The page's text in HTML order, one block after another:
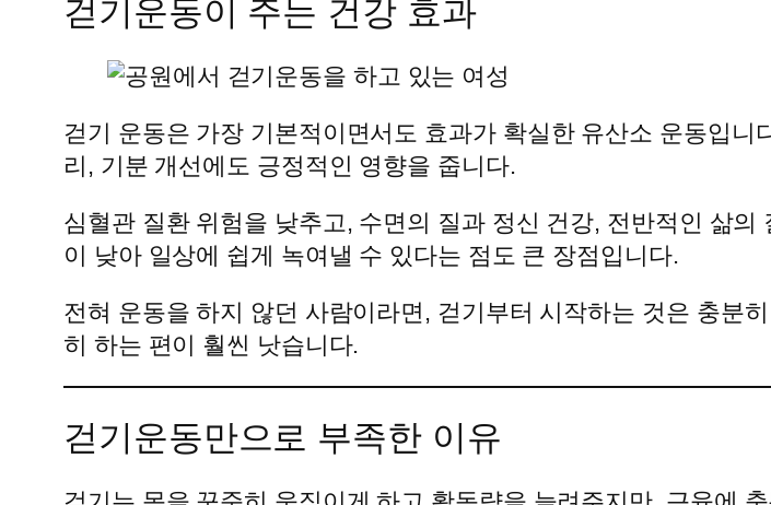
걷기운동이 주는 건강 효과
걷기 운동은 가장 기본적이면서도 효과가 확실한 유산소 운동입
리, 기분 개선에도 긍정적인 영향을 줍니다.
심혈관 질환 위험을 낮추고, 수면의 질과 정신 건강, 전반적인 삶
이 낮아 일상에 쉽게 녹여낼 수 있다는 점도 큰 장점입니다.
전혀 운동을 하지 않던 사람이라면, 걷기부터 시작하는 것은 충분
히 하는 편이 훨씬 낫습니다.
걷기운동만으로 부족한 이유